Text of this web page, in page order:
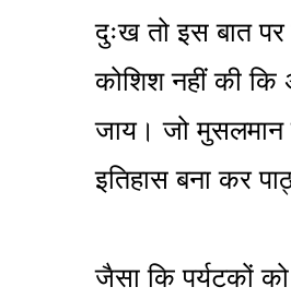
दुःख तो इस बात पर
कोशिश नहीं की कि
जाय। जो मुसलमान
इतिहास बना कर
जैसा कि पर्यटकों